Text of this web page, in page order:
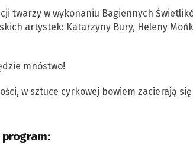
twarzy w wykonaniu Bagiennych
artystek: Katarzyny Bury, Heleny
mnóstwo!
w sztuce cyrkowej bowiem zacierają